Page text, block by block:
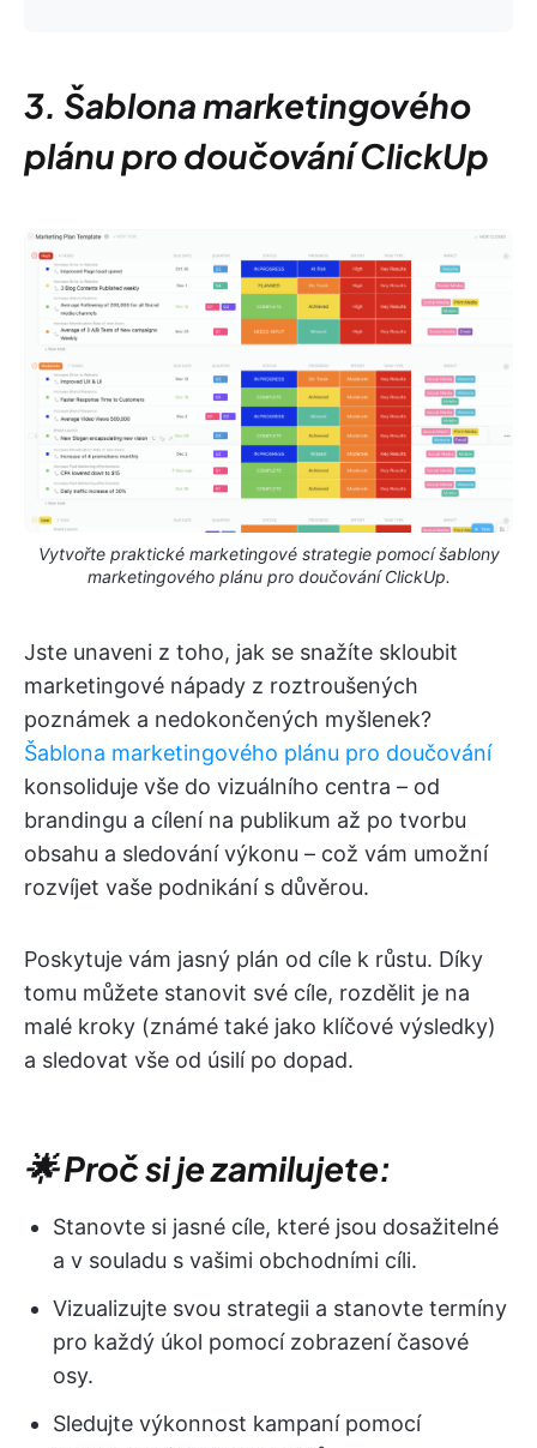
3. Šablona marketingového
plánu pro doučování ClickUp
Vytvořte praktické marketingové strategie pomocí šablony
marketingového plánu pro doučování ClickUp.
Jste unaveni z toho, jak se snažíte skloubit
marketingové nápady z roztroušených
poznámek a nedokončených myšlenek?
Šablona marketingového plánu pro doučování
konsoliduje vše do vizuálního centra – od
brandingu a cílení na publikum až po tvorbu
obsahu a sledování výkonu – což vám umožní
rozvíjet vaše podnikání s důvěrou.
Poskytuje vám jasný plán od cíle k růstu. Díky
tomu můžete stanovit své cíle, rozdělit je na
malé kroky (známé také jako klíčové výsledky)
a sledovat vše od úsilí po dopad.
🌟 Proč si je zamilujete:
Stanovte si jasné cíle, které jsou dosažitelné
a v souladu s vašimi obchodními cíli.
Vizualizujte svou strategii a stanovte termíny
pro každý úkol pomocí zobrazení časové
osy.
Sledujte výkonnost kampaní pomocí